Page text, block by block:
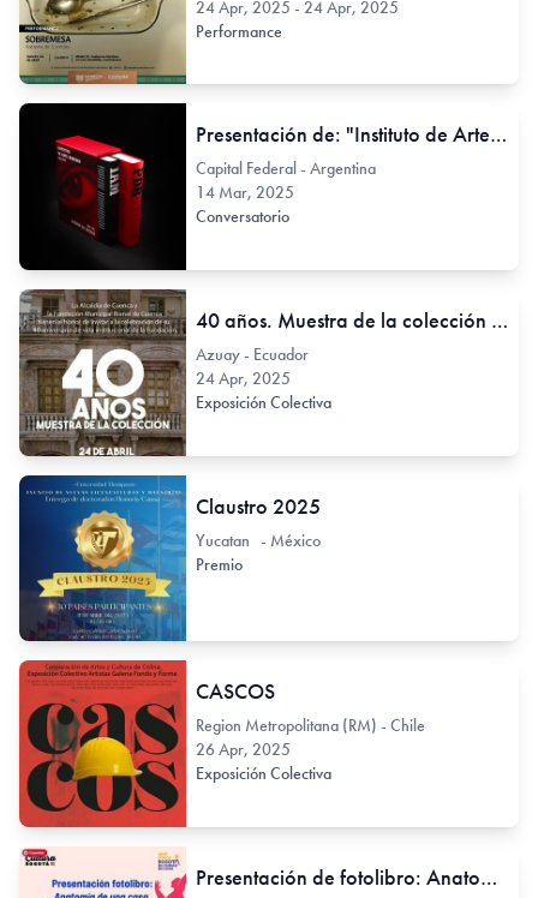
24 Apr, 2025 - 24 Apr, 2025
Performance
Presentación de: "Instituto de Arte Moderno 1949-1959" y "Premio De Ridder 1949-1977"
Capital Federal - Argentina
14 Mar, 2025
Conversatorio
40 años. Muestra de la colección - Bienal de Cuenca
Azuay - Ecuador
24 Apr, 2025
Exposición Colectiva
Claustro 2025
Yucatan - México
Premio
CASCOS
Region Metropolitana (RM) - Chile
26 Apr, 2025
Exposición Colectiva
Presentación de fotolibro: Anatomía de una casa. Conversatorio "Los límites entre lo íntimo y lo público para la exploración artística". | FILBo 2025